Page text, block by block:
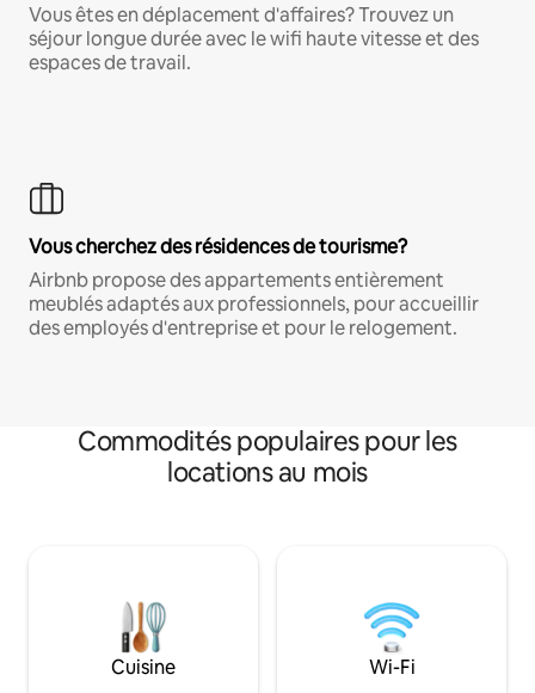
Vous êtes en déplacement d'affaires? Trouvez un
séjour longue durée avec le wifi haute vitesse et des
espaces de travail.
Vous cherchez des résidences de tourisme?
Airbnb propose des appartements entièrement
meublés adaptés aux professionnels, pour accueillir
des employés d'entreprise et pour le relogement.
Commodités populaires pour les
locations au mois
Cuisine Wi-Fi